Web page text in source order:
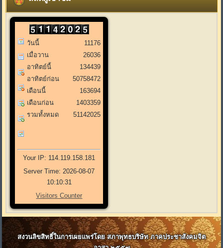
วันนี้
เมื่อวาน
อาทิตย์นี้
อาทิตย์ก่อน
เดือนนี้
เดือนก่อน
รวมทั้งหมด
11176
26036
134439
50758472
163694
1403359
51142025
Your IP: 114.119.158.181
Server Time: 2026-08-07
10:10:31
Visitors Counter
สงวนลิขสิทธิ์ในการเผยแพร่โดย สภาพุทธบริษัท ภาคประชาสังคมจิต